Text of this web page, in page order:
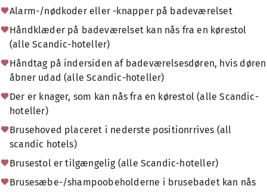
Alarm-/nødkoder eller -knapper på badeværelset
Håndklæder på badeværelset kan nås fra en kørestol
(alle Scandic-hoteller)
Håndtag på indersiden af badeværelsesdøren, hvis døren
åbner udad (alle Scandic-hoteller)
Der er knager, som kan nås fra en kørestol (alle Scandic-
hoteller)
Brusehoved placeret i nederste positionrrives (all
scandic hotels)
Brusestol er tilgængelig (alle Scandic-hoteller)
Brusesæbe-/shampoobeholderne i brusebadet kan nås